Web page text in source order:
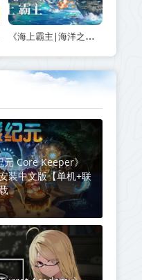
《海上霸主|海洋之王|七海之王 King of Seas》v1.20-免安装中文版丨中文版网盘下载
Core Keeper》
装中文版【单机+联